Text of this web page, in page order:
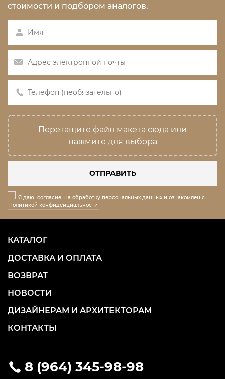
стоимости и подбором аналогов.
Перетащите файл макета сюда или
нажмите для выбора
ОТПРАВИТЬ
Я даю согласие на обработку персональных данных и ознакомлен с
политикой конфиденциальности
8 (964) 345-98-98
КАТАЛОГ
ДОСТАВКА И ОПЛАТА
ВОЗВРАТ
НОВОСТИ
ДИЗАЙНЕРАМ И АРХИТЕКТОРАМ
КОНТАКТЫ